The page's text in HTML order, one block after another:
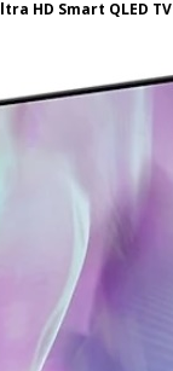
HD Smart QLED TV